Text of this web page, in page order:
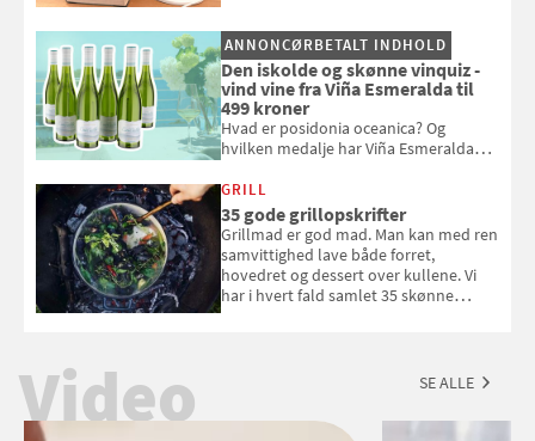
og se, hvordan du gør
ANNONCØRBETALT INDHOLD
Den iskolde og skønne vinquiz -
vind vine fra Viña Esmeralda til
499 kroner
Hvad er posidonia oceanica? Og
hvilken medalje har Viña Esmeralda
med i Samvirkes skønne vinquiz, hvor
du kan vinde 6 flasker vin fra Viña
Esmeralda. Konkurrencen slutter 1.
september 2026.
GRILL
35 gode grillopskrifter
Grillmad er god mad. Man kan med ren
samvittighed lave både forret,
hovedret og dessert over kullene. Vi
har i hvert fald samlet 35 skønne
Video SE ALLE